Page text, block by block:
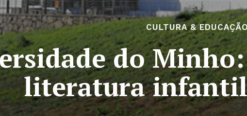
CULTURA & EDUCAÇÃO
do
literatura